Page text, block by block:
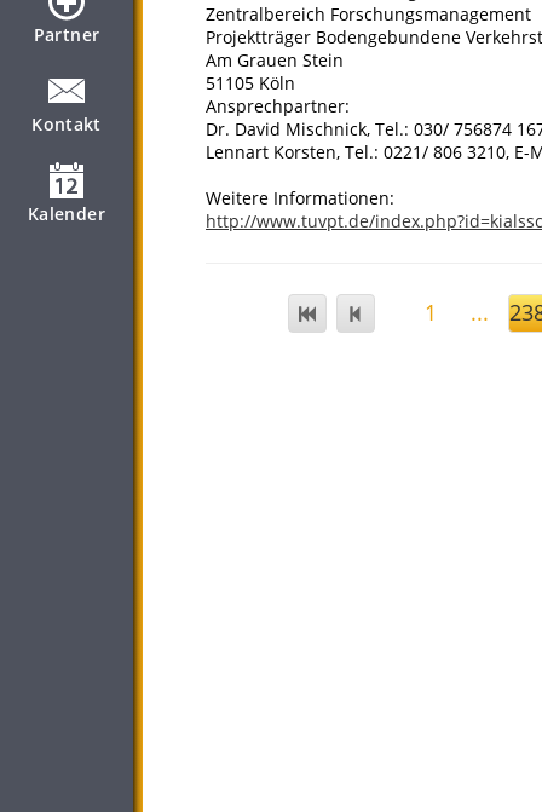
Partner
Kontakt
Kalender
Zentralbereich Forschungsmanagement
Projektträger Bodengebundene
Am Grauen Stein
51105 Köln
Ansprechpartner:
Dr. David Mischnick, Tel.: 030/ 756874
Lennart Korsten, Tel.: 0221/ 806 3210,
Weitere Informationen:
http://www.tuvpt.de/
1 ...